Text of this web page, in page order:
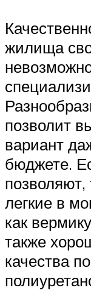
жилища
позволит
вариант
бюджете.
легкие в
как
также
качества